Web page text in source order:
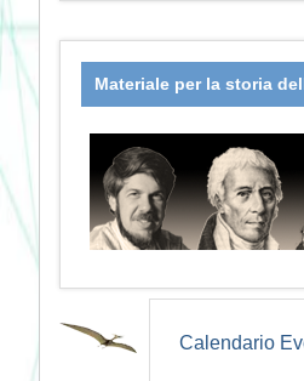
Materiale per la storia
Calendario